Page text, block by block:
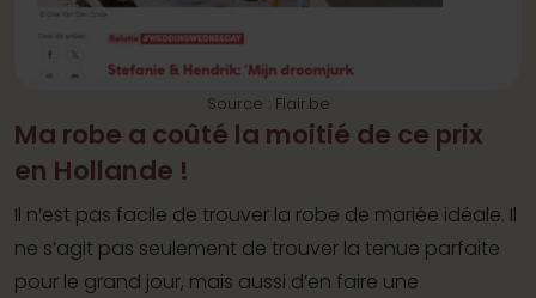
Source : Flair.be
Ma robe a coûté la moitié de ce prix
en Hollande !
Il n’est pas facile de trouver la robe de mariée idéale. Il
ne s’agit pas seulement de trouver la tenue parfaite
pour le grand jour, mais aussi d’en faire une